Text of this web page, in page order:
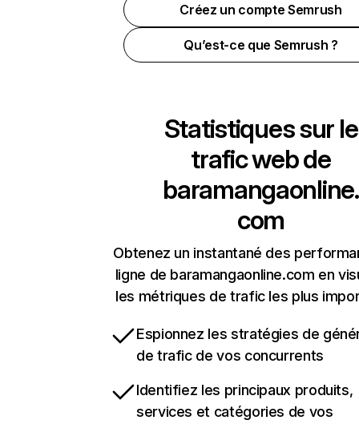
Créez un compte Semrush
Qu’est-ce que Semrush ?
Statistiques sur le
trafic web de
baramangaonline.
com
Obtenez un instantané des
ligne de baramangaonline.com en
les métriques de trafic les plus
Espionnez les stratégies de
de trafic de vos concurrents
Identifiez les principaux produits,
services et catégories de vos